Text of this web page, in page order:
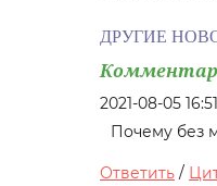
ДРУГИЕ
2021-08-05
Почему без
Ответить /